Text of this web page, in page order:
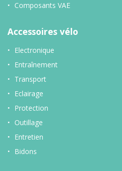
Composants VAE
Accessoires vélo
Electronique
Entraînement
Transport
Eclairage
Protection
Outillage
Entretien
Bidons